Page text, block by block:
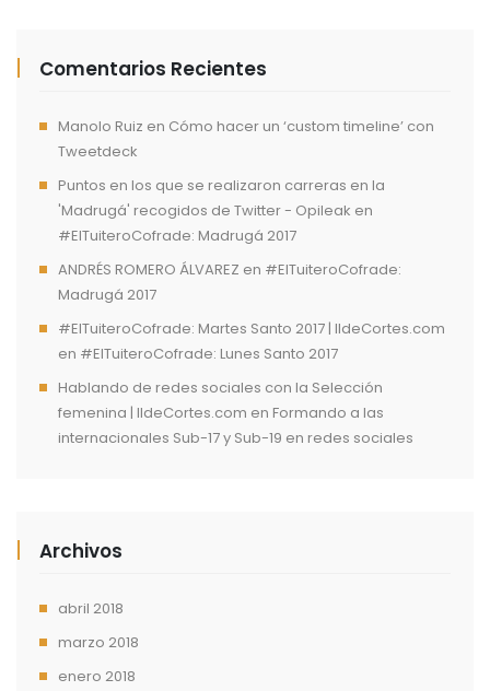
Comentarios Recientes
Manolo Ruiz en Cómo hacer un ‘custom timeline’ con
Tweetdeck
Puntos en los que se realizaron carreras en la
'Madrugá' recogidos de Twitter - Opileak en
#ElTuiteroCofrade: Madrugá 2017
ANDRÉS ROMERO ÁLVAREZ en #ElTuiteroCofrade:
Madrugá 2017
#ElTuiteroCofrade: Martes Santo 2017 | IldeCortes.com
en #ElTuiteroCofrade: Lunes Santo 2017
Hablando de redes sociales con la Selección
femenina | IldeCortes.com en Formando a las
internacionales Sub-17 y Sub-19 en redes sociales
Archivos
abril 2018
marzo 2018
enero 2018